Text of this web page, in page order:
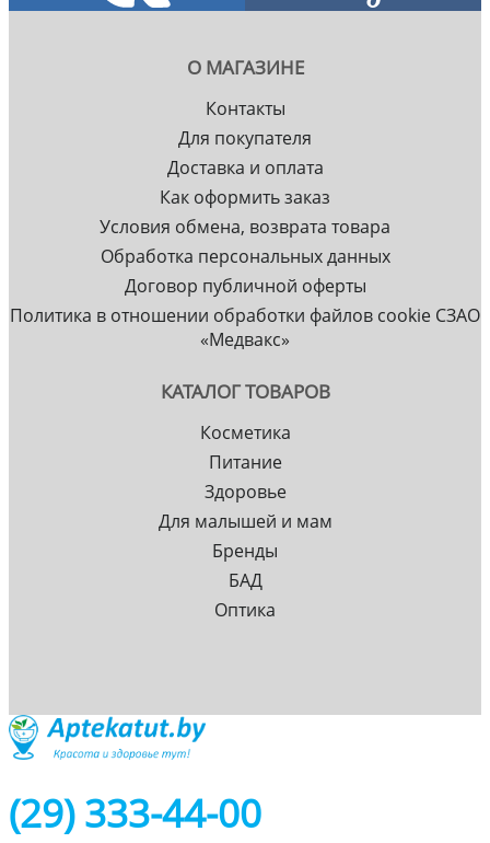
О МАГАЗИНЕ
Контакты
Для покупателя
Доставка и оплата
Как оформить заказ
Условия обмена, возврата товара
Обработка персональных данных
Договор публичной оферты
Политика в отношении обработки файлов cookie СЗАО
«Медвакс»
КАТАЛОГ ТОВАРОВ
Косметика
Питание
Здоровье
Для малышей и мам
Бренды
БАД
Оптика
(29) 333-44-00